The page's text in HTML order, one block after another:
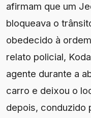
afirmam que um
bloqueava o
obedecido à
relato policial,
agente durante a
carro e deixou o
depois, conduzido